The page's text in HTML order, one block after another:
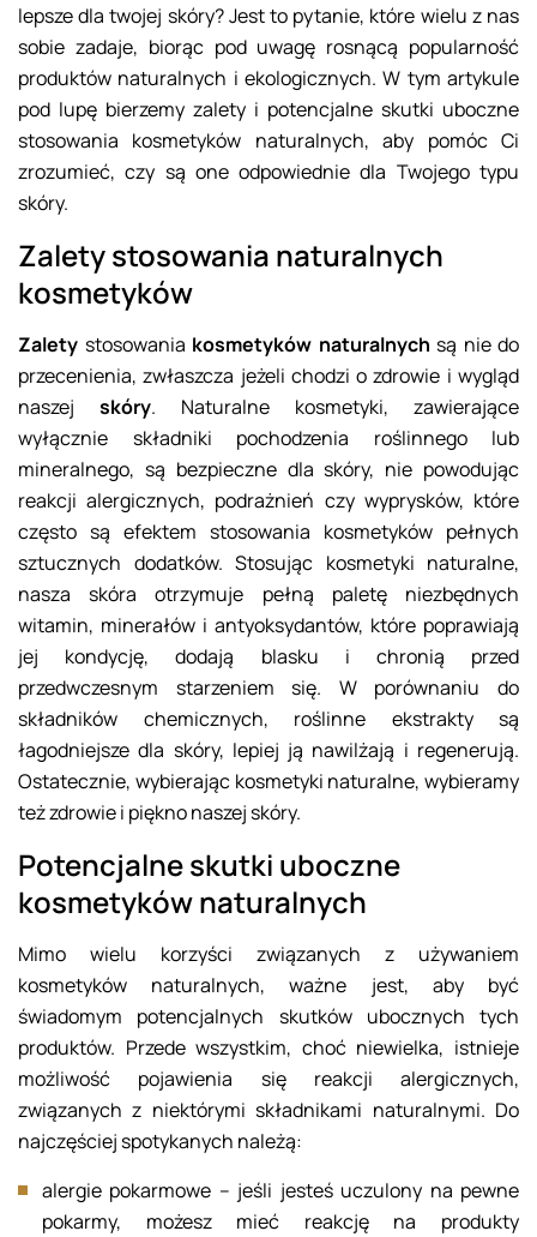
lepsze dla twojej skóry? Jest to pytanie, które wielu z nas
sobie zadaje, biorąc pod uwagę rosnącą popularność
produktów naturalnych i ekologicznych. W tym artykule
pod lupę bierzemy zalety i potencjalne skutki uboczne
stosowania kosmetyków naturalnych, aby pomóc Ci
zrozumieć, czy są one odpowiednie dla Twojego typu
skóry.
Zalety stosowania naturalnych
kosmetyków
Zalety stosowania kosmetyków naturalnych są nie do
przecenienia, zwłaszcza jeżeli chodzi o zdrowie i wygląd
naszej skóry. Naturalne kosmetyki, zawierające
wyłącznie składniki pochodzenia roślinnego lub
mineralnego, są bezpieczne dla skóry, nie powodując
reakcji alergicznych, podrażnień czy wyprysków, które
często są efektem stosowania kosmetyków pełnych
sztucznych dodatków. Stosując kosmetyki naturalne,
nasza skóra otrzymuje pełną paletę niezbędnych
witamin, minerałów i antyoksydantów, które poprawiają
jej kondycję, dodają blasku i chronią przed
przedwczesnym starzeniem się. W porównaniu do
składników chemicznych, roślinne ekstrakty są
łagodniejsze dla skóry, lepiej ją nawilżają i regenerują.
Ostatecznie, wybierając kosmetyki naturalne, wybieramy
też zdrowie i piękno naszej skóry.
Potencjalne skutki uboczne
kosmetyków naturalnych
Mimo wielu korzyści związanych z używaniem
kosmetyków naturalnych, ważne jest, aby być
świadomym potencjalnych skutków ubocznych tych
produktów. Przede wszystkim, choć niewielka, istnieje
możliwość pojawienia się reakcji alergicznych,
związanych z niektórymi składnikami naturalnymi. Do
najczęściej spotykanych należą:
alergie pokarmowe – jeśli jesteś uczulony na pewne
pokarmy, możesz mieć reakcję na produkty